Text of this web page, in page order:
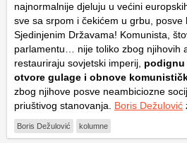
najnormalnije djeluju u većini
sve sa srpom i čekićem u grbu, posve
Sjedinjenim Državama! Komunista,
parlamentu… nije toliko zbog njihovih
restauriraju sovjetski imperij, podignu
otvore gulage i obnove
zbog njihove posve neambiciozne
priuštivog stanovanja. Boris Dežulović
Boris Dežulović kolumne